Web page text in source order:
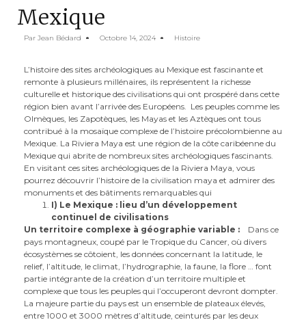
Mexique
Par Jean Bédard Octobre 14, 2024 Histoire
L’histoire des sites archéologiques au Mexique est fascinante et
remonte à plusieurs millénaires, ils représentent la richesse
culturelle et historique des civilisations qui ont prospéré dans cette
région bien avant l’arrivée des Européens. Les peuples comme les
Olmèques, les Zapotèques, les Mayas et les Aztèques ont tous
contribué à la mosaïque complexe de l’histoire précolombienne au
Mexique. La Riviera Maya est une région de la côte caribéenne du
Mexique qui abrite de nombreux sites archéologiques fascinants.
En visitant ces sites archéologiques de la Riviera Maya, vous
pourrez découvrir l’histoire de la civilisation maya et admirer des
monuments et des bâtiments remarquables qui
I) Le Mexique : lieu d’un développement
continuel de civilisations
Un territoire complexe à géographie variable :
Dans ce
pays montagneux, coupé par le Tropique du Cancer, où divers
écosystèmes se côtoient, les données concernant la latitude, le
relief, l’altitude, le climat, l’hydrographie, la faune, la flore … font
partie intégrante de la création d’un territoire multiple et
complexe que tous les peuples qui l’occuperont devront dompter.
La majeure partie du pays est un ensemble de plateaux élevés,
entre 1000 et 3000 mètres d’altitude, ceinturés par les deux